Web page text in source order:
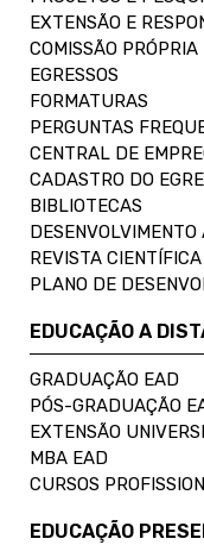
EXTENSÃO E
COMISSÃO
EGRESSOS
FORMATURAS
PERGUNTAS
CENTRAL DE
CADASTRO DO
BIBLIOTECAS
REVISTA
PLANO DE
EDUCAÇÃO A
GRADUAÇÃO EAD
PÓS-GRADUAÇÃO
EXTENSÃO
MBA EAD
CURSOS
EDUCAÇÃO